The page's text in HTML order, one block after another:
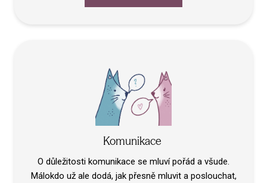
Komunikace
O důležitosti komunikace se mluví pořád a všude.
Málokdo už ale dodá, jak přesně mluvit a poslouchat,